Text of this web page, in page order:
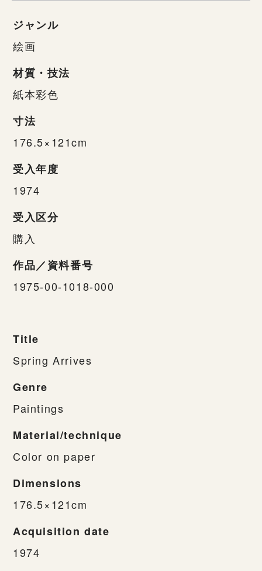
ジャンル
絵画
材質・技法
紙本彩色
寸法
176.5×121cm
受入年度
1974
受入区分
購入
作品／資料番号
1975-00-1018-000
Title
Spring Arrives
Genre
Paintings
Material/technique
Color on paper
Dimensions
176.5×121cm
Acquisition date
1974